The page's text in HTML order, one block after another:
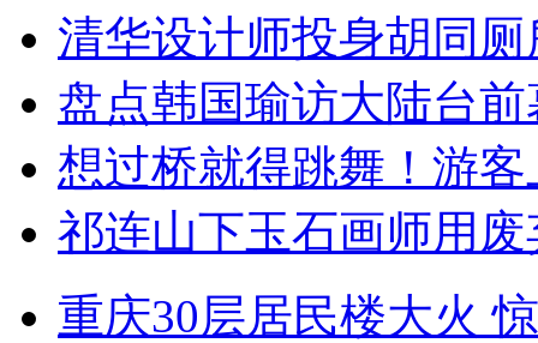
清华设计师投身胡同
盘点韩国瑜访大陆台
想过桥就得跳舞！游客
祁连山下玉石画师用
重庆30层居民楼大火